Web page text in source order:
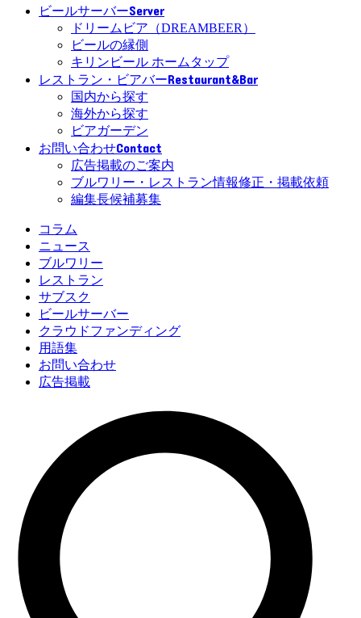
ビールサーバーServer
ドリームビア（DREAMBEER）
ビールの縁側
キリンビール ホームタップ
レストラン・ビアバーRestaurant&Bar
国内から探す
海外から探す
ビアガーデン
お問い合わせContact
広告掲載のご案内
ブルワリー・レストラン情報修正・掲載依頼
編集長候補募集
コラム
ニュース
ブルワリー
レストラン
サブスク
ビールサーバー
クラウドファンディング
用語集
お問い合わせ
広告掲載